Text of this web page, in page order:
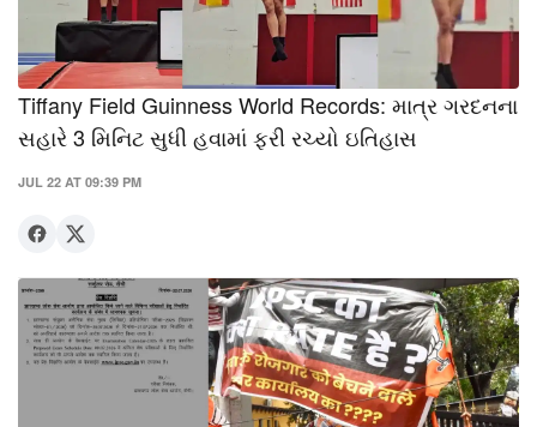
Tiffany Field Guinness World Records: માત્ર ગરદનના
સહારે 3 મિનિટ સુધી હવામાં ફરી રચ્યો ઇતિહાસ
JUL 22 AT 09:39 PM